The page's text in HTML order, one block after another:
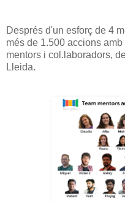
Després d'un esforç de 4
més de 1.500 accions
mentors i col.laboradors,
Lleida.